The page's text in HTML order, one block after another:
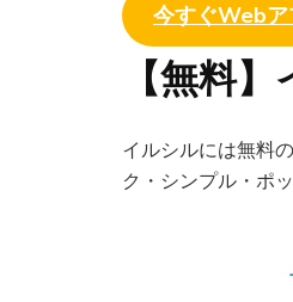
今すぐWebア
【無料】
イルシルには無料
ク・シンプル・ポ